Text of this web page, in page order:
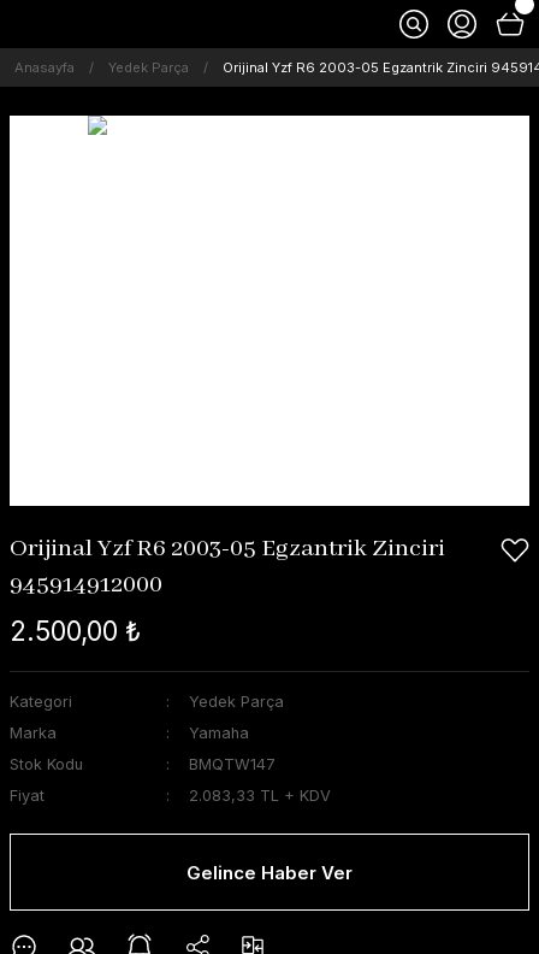
Anasayfa Yedek Parça Orijinal Yzf R6 2003-05 Egzantrik Zinciri
Orijinal Yzf R6 2003-05 Egzantrik Zinciri
945914912000
2.500,00 ₺
Kategori
Yedek Parça
Marka
Yamaha
Stok Kodu
BMQTW147
Fiyat
2.083,33 TL + KDV
Gelince Haber Ver